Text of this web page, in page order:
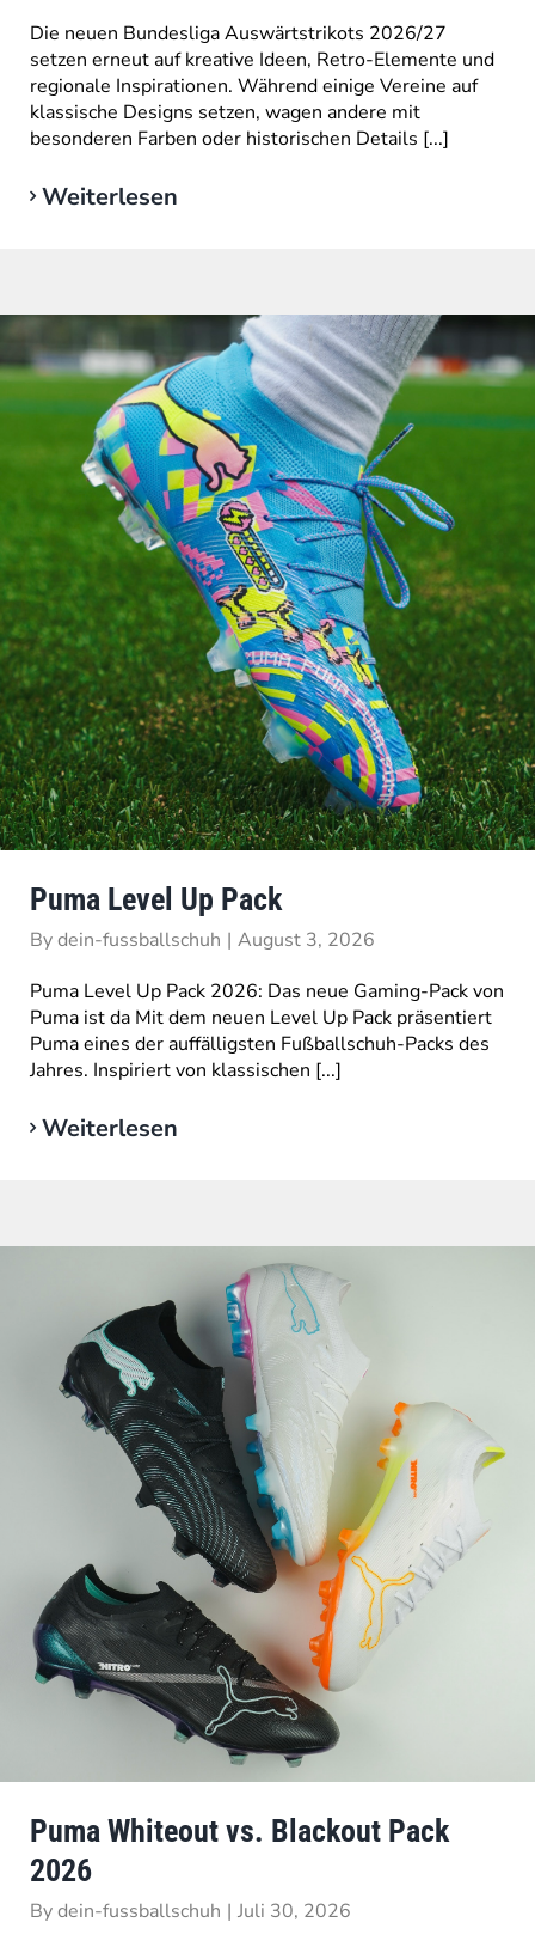
Die neuen Bundesliga Auswärtstrikots 2026/27
setzen erneut auf kreative Ideen, Retro-Elemente und
regionale Inspirationen. Während einige Vereine auf
klassische Designs setzen, wagen andere mit
besonderen Farben oder historischen Details [...]
Weiterlesen
Puma Level Up Pack
Bydein-fussballschuh | August 3, 2026
Puma Level Up Pack 2026: Das neue Gaming-Pack von
Puma ist da Mit dem neuen Level Up Pack präsentiert
Puma eines der auffälligsten Fußballschuh-Packs des
Jahres. Inspiriert von klassischen [...]
Weiterlesen
Puma Whiteout vs. Blackout Pack
2026
Bydein-fussballschuh | Juli 30, 2026